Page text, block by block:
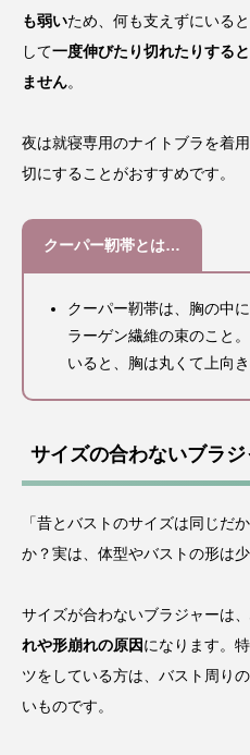
も弱いため、何も支えずにいる
して一度伸びたり切れたりする
ません。
夜は就寝専用のナイトブラを着
切にすることがおすすめです。
クーパー靭帯とは…
クーパー靭帯は、胸の中
ラーゲン繊維の束のこと
いると、胸は丸くて上向
サイズの合わないブラ
「昔とバストのサイズは同じだ
か？実は、体型やバストの形は
サイズが合わないブラジャーは、
れや形崩れの原因になります。
ツをしている方は、バスト周り
いものです。